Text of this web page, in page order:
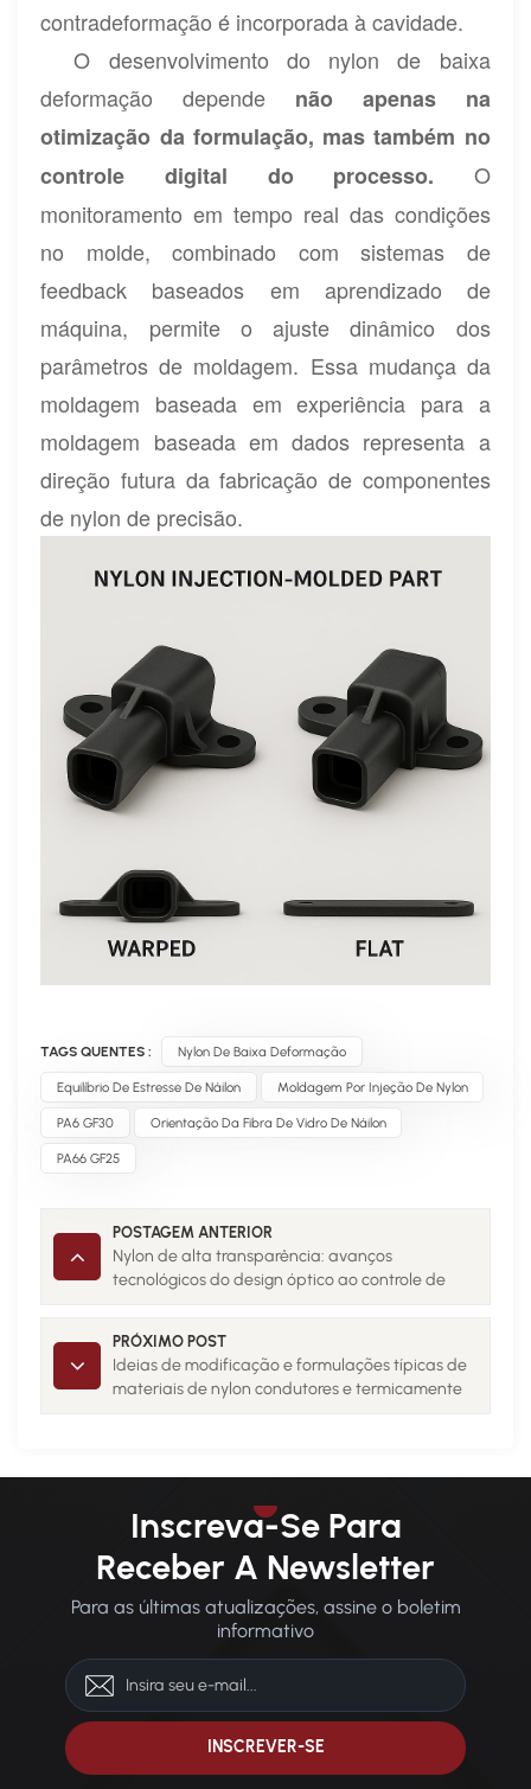
contradeformação é incorporada à cavidade.
O desenvolvimento do nylon de baixa
deformação depende não apenas na
otimização da formulação, mas também no
controle digital do processo. O
monitoramento em tempo real das condições
no molde, combinado com sistemas de
feedback baseados em aprendizado de
máquina, permite o ajuste dinâmico dos
parâmetros de moldagem. Essa mudança da
moldagem baseada em experiência para a
moldagem baseada em dados representa a
direção futura da fabricação de componentes
de nylon de precisão.
TAGS QUENTES : Nylon De Baixa Deformação
Equilíbrio De Estresse De Náilon Moldagem Por Injeção De Nylon
PA6 GF30 Orientação Da Fibra De Vidro De Náilon
PA66 GF25
POSTAGEM ANTERIOR
Nylon de alta transparência: avanços
tecnológicos do design óptico ao controle de
PRÓXIMO POST
Ideias de modificação e formulações típicas de
materiais de nylon condutores e termicamente
Inscreva-Se Para
Receber A Newsletter
Para as últimas atualizações, assine o boletim
informativo